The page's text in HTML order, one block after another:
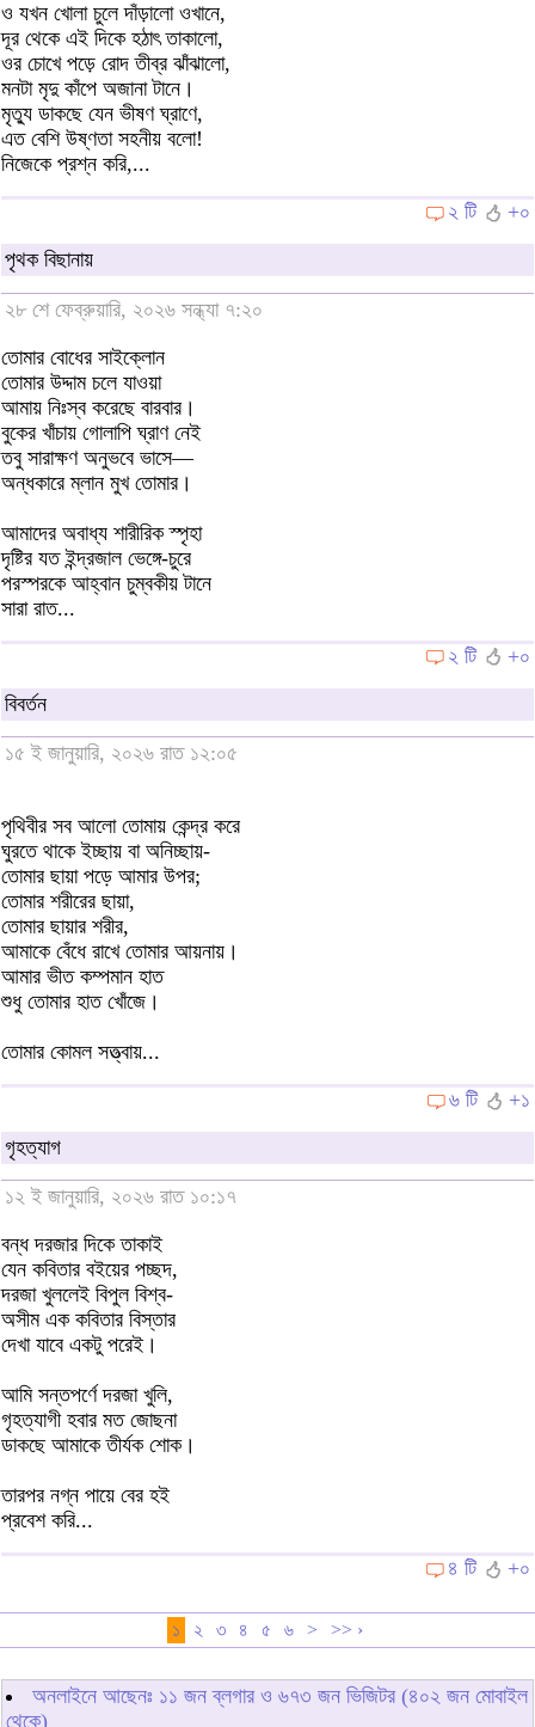
ও যখন খোলা চুলে দাঁড়ালো ওখানে,
দূর থেকে এই দিকে হঠাৎ তাকালো,
ওর চোখে পড়ে রোদ তীব্র ঝাঁঝালো,
মনটা মৃদু কাঁপে অজানা টানে।
মৃত্যু ডাকছে যেন ভীষণ ঘ্রাণে,
এত বেশি উষ্ণতা সহনীয় বলো!
নিজেকে প্রশ্ন করি,...
২ টি
+০
পৃথক বিছানায়
২৮ শে ফেব্রুয়ারি, ২০২৬ সন্ধ্যা ৭:২০
তোমার বোধের সাইক্লোন
তোমার উদ্দাম চলে যাওয়া
আমায় নিঃস্ব করেছে বারবার।
বুকের খাঁচায় গোলাপি ঘ্রাণ নেই
তবু সারাক্ষণ অনুভবে ভাসে—
অন্ধকারে ম্লান মুখ তোমার।
আমাদের অবাধ্য শারীরিক স্পৃহা
দৃষ্টির যত ইন্দ্রজাল ভেঙ্গে-চুরে
পরস্পরকে আহ্বান চুম্বকীয় টানে
সারা রাত...
২ টি
+০
বিবর্তন
১৫ ই জানুয়ারি, ২০২৬ রাত ১২:০৫
পৃথিবীর সব আলো তোমায় কেন্দ্র করে
ঘুরতে থাকে ইচ্ছায় বা অনিচ্ছায়-
তোমার ছায়া পড়ে আমার উপর;
তোমার শরীরের ছায়া,
তোমার ছায়ার শরীর,
আমাকে বেঁধে রাখে তোমার আয়নায়।
আমার ভীত কম্পমান হাত
শুধু তোমার হাত খোঁজে।
তোমার কোমল সত্ত্বায়...
৬ টি
+১
গৃহত্যাগ
১২ ই জানুয়ারি, ২০২৬ রাত ১০:১৭
বন্ধ দরজার দিকে তাকাই
যেন কবিতার বইয়ের পচ্ছদ,
দরজা খুললেই বিপুল বিশ্ব-
অসীম এক কবিতার বিস্তার
দেখা যাবে একটু পরেই।
আমি সন্তপর্ণে দরজা খুলি,
গৃহত্যাগী হবার মত জোছনা
ডাকছে আমাকে তীর্যক শোক।
তারপর নগ্ন পায়ে বের হই
প্রবেশ করি...
৪ টি
+০
১ ২ ৩ ৪ ৫ ৬ > >> ›
অনলাইনে আছেনঃ ১১ জন ব্লগার ও ৬৭৩ জন ভিজিটর (৪০২ জন মোবাইল
থেকে)